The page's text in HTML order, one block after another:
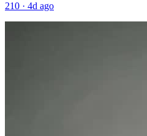
210 · 4d ago